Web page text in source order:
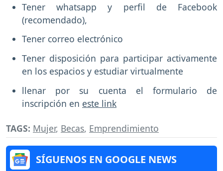
Tener whatsapp y perfil de Facebook
(recomendado),
Tener correo electrónico
Tener disposición para participar activamente
en los espacios y estudiar virtualmente
llenar por su cuenta el formulario de
inscripción en este link
TAGS: Mujer, Becas, Emprendimiento
SÍGUENOS EN GOOGLE NEWS